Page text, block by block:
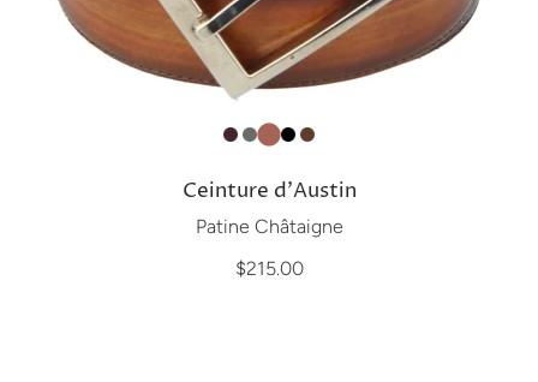
Ceinture d'Austin
Patine Châtaigne
$215.00